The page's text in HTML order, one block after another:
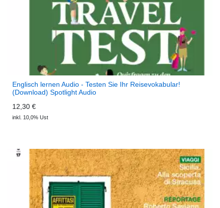
Englisch lernen Audio - Testen Sie Ihr Reisevokabular!
(Download) Spotlight Audio
12,30 €
inkl. 10,0% Ust